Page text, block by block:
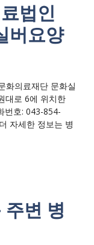
법인
버요양
화의료재단 문화실
대로 6에 위치한
번호: 043-854-
자세한 정보는 병
변 병